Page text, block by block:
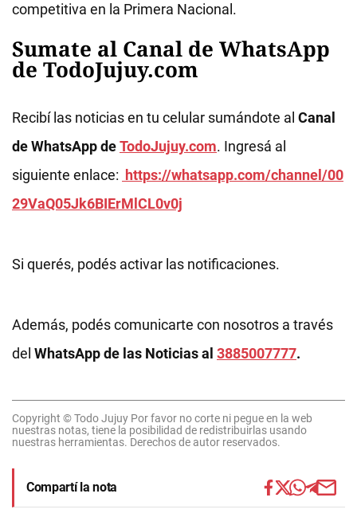
competitiva en la Primera Nacional.
Sumate al Canal de WhatsApp
de TodoJujuy.com
Recibí las noticias en tu celular sumándote al Canal
de WhatsApp deTodoJujuy.com. Ingresá al
siguiente enlace: https://whatsapp.com/channel/00
29VaQ05Jk6BIErMlCL0v0j
Si querés, podés activar las notificaciones.
Además, podés comunicarte con nosotros a través
del WhatsApp de las Noticias al 3885007777.
Copyright © Todo Jujuy Por favor no corte ni pegue en la web
nuestras notas, tiene la posibilidad de redistribuirlas usando
nuestras herramientas. Derechos de autor reservados.
Compartí la nota